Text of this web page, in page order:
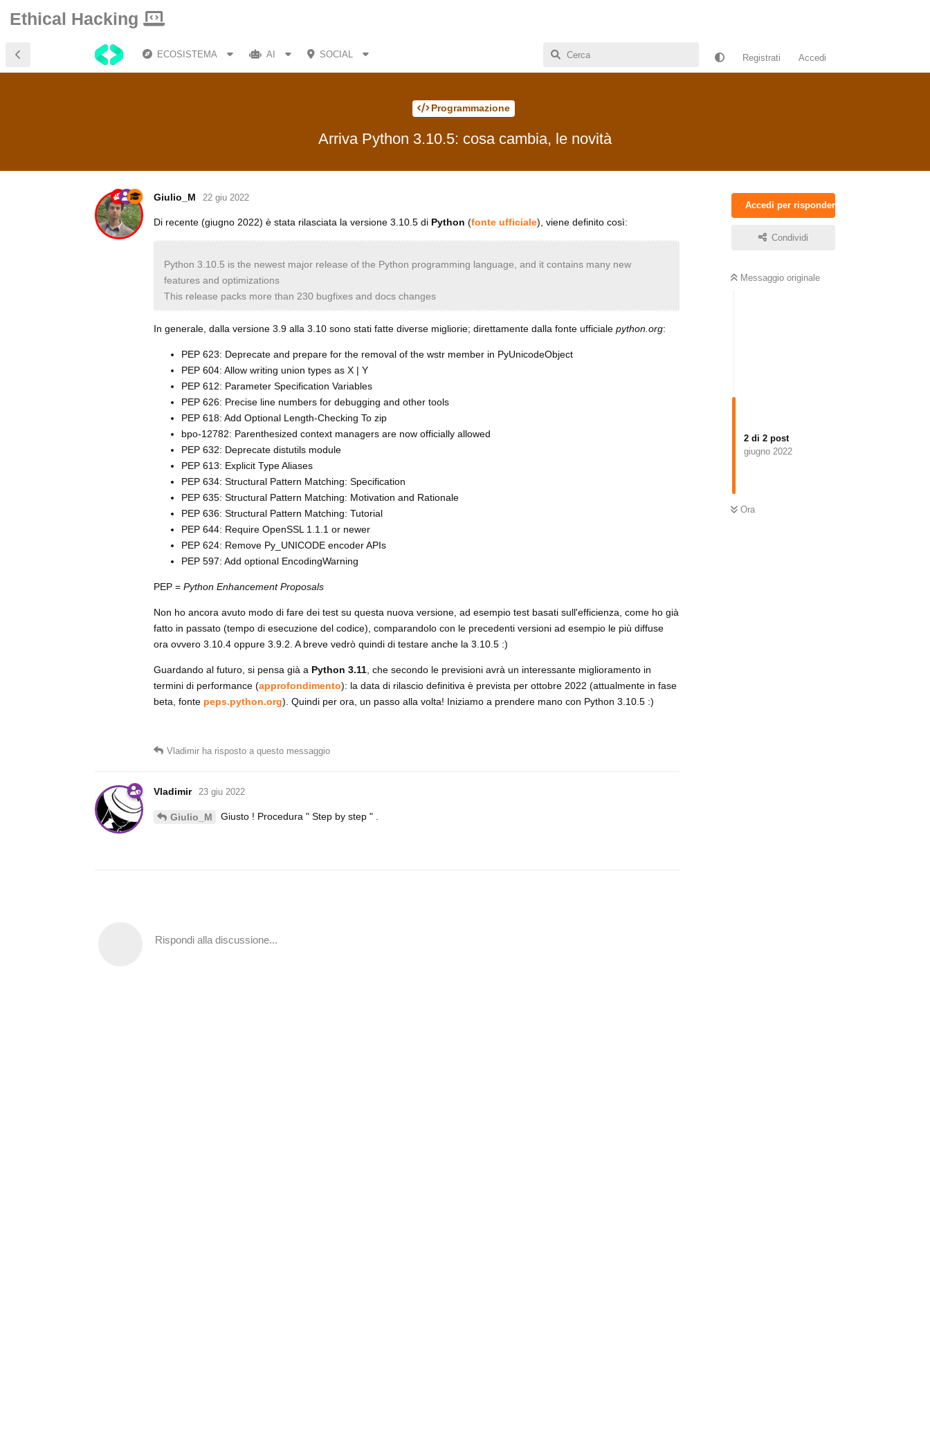
Ethical Hacking
ECOSISTEMA AI SOCIAL Registrati Accedi
Programmazione
Arriva Python 3.10.5: cosa cambia, le novità
Accedi per rispondere
Condividi
Messaggio originale
2 di 2 post
giugno 2022
Ora
Giulio_M 22 giu 2022
Di recente (giugno 2022) è stata rilasciata la versione 3.10.5 di Python (fonte ufficiale), viene definito così:
Python 3.10.5 is the newest major release of the Python programming language, and it contains many new
features and optimizations
This release packs more than 230 bugfixes and docs changes
In generale, dalla versione 3.9 alla 3.10 sono stati fatte diverse migliorie; direttamente dalla fonte ufficiale python.org:
PEP 623: Deprecate and prepare for the removal of the wstr member in PyUnicodeObject
PEP 604: Allow writing union types as X | Y
PEP 612: Parameter Specification Variables
PEP 626: Precise line numbers for debugging and other tools
PEP 618: Add Optional Length-Checking To zip
bpo-12782: Parenthesized context managers are now officially allowed
PEP 632: Deprecate distutils module
PEP 613: Explicit Type Aliases
PEP 634: Structural Pattern Matching: Specification
PEP 635: Structural Pattern Matching: Motivation and Rationale
PEP 636: Structural Pattern Matching: Tutorial
PEP 644: Require OpenSSL 1.1.1 or newer
PEP 624: Remove Py_UNICODE encoder APIs
PEP 597: Add optional EncodingWarning
PEP = Python Enhancement Proposals
Non ho ancora avuto modo di fare dei test su questa nuova versione, ad esempio test basati sull'efficienza, come ho già
fatto in passato (tempo di esecuzione del codice), comparandolo con le precedenti versioni ad esempio le più diffuse
ora ovvero 3.10.4 oppure 3.9.2. A breve vedrò quindi di testare anche la 3.10.5 :)
Guardando al futuro, si pensa già a Python 3.11 , che secondo le previsioni avrà un interessante miglioramento in
termini di performance (approfondimento): la data di rilascio definitiva è prevista per ottobre 2022 (attualmente in fase
beta, fonte peps.python.org). Quindi per ora, un passo alla volta! Iniziamo a prendere mano con Python 3.10.5 :)
Vladimir ha risposto a questo messaggio
Vladimir 23 giu 2022
Giulio_M Giusto ! Procedura " Step by step " .
Rispondi alla discussione...